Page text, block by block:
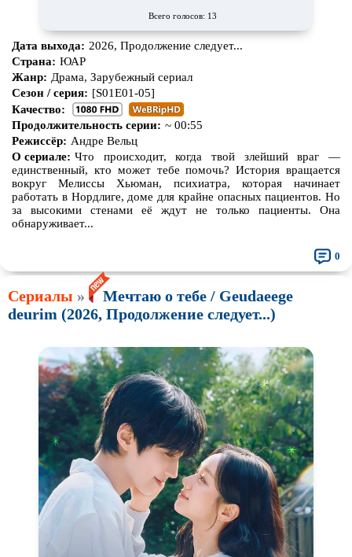
Всего голосов: 13
Дата выхода: 2026, Продолжение следует...
Страна: ЮАР
Жанр: Драма, Зарубежный сериал
Сезон / серия: [S01E01-05]
Качество:
Продолжительность серии: ~ 00:55
Режиссёр: Андре Вельц
О сериале: Что происходит, когда твой злейший враг —
единственный, кто может тебе помочь? История вращается
вокруг Мелиссы Хьюман, психиатра, которая начинает
работать в Нордлиге, доме для крайне опасных пациентов. Но
за высокими стенами её ждут не только пациенты. Она
обнаруживает...
0
Сериалы »
Мечтаю о тебе / Geudaeege
deurim (2026, Продолжение следует...)